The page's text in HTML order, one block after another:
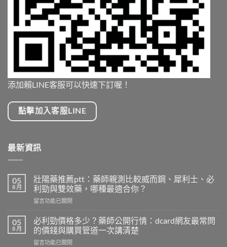
添加賴LINE客服可以快速下訂喔！
點擊加入客服LINE
最新資訊
05
8 月
壯陽藥推薦ptt：藥師親測比較威而鋼、犀利士、必
利勁與雙效藥，哪種最適合你？
在
陽
藥
推
薦
留言功能已關閉
05
8 月
必利勁價格多少？藥師公開行情：dcard網友最常問
的價錢與購買管道一次講清楚
在
留言功能已關閉